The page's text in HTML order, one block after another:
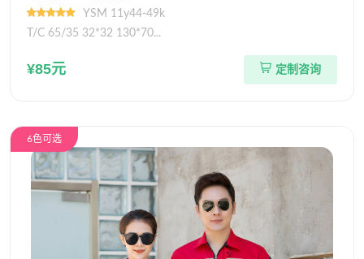
YSM 11y44-49k
T/C 65/35 32*32 130*70...
¥85元 定制咨询
6色可选